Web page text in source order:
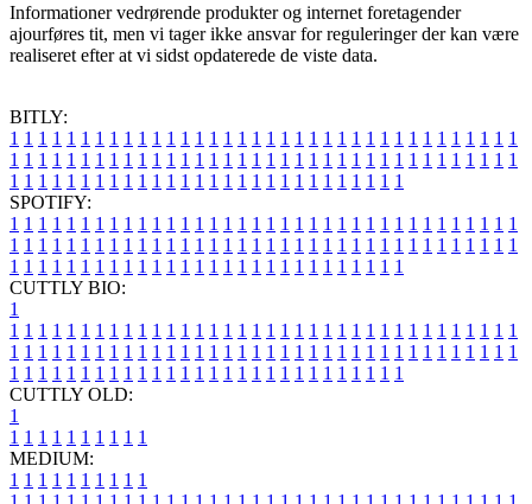
Informationer vedrørende produkter og internet foretagender
ajourføres tit, men vi tager ikke ansvar for reguleringer der kan være
realiseret efter at vi sidst opdaterede de viste data.
BITLY:
1 1 1 1 1 1 1 1 1 1 1 1 1 1 1 1 1 1 1 1 1 1 1 1 1 1 1 1 1 1 1 1 1 1 1 1
1 1 1 1 1 1 1 1 1 1 1 1 1 1 1 1 1 1 1 1 1 1 1 1 1 1 1 1 1 1 1 1 1 1 1 1
1 1 1 1 1 1 1 1 1 1 1 1 1 1 1 1 1 1 1 1 1 1 1 1 1 1 1 1
SPOTIFY:
1 1 1 1 1 1 1 1 1 1 1 1 1 1 1 1 1 1 1 1 1 1 1 1 1 1 1 1 1 1 1 1 1 1 1 1
1 1 1 1 1 1 1 1 1 1 1 1 1 1 1 1 1 1 1 1 1 1 1 1 1 1 1 1 1 1 1 1 1 1 1 1
1 1 1 1 1 1 1 1 1 1 1 1 1 1 1 1 1 1 1 1 1 1 1 1 1 1 1 1
CUTTLY BIO:
1
1 1 1 1 1 1 1 1 1 1 1 1 1 1 1 1 1 1 1 1 1 1 1 1 1 1 1 1 1 1 1 1 1 1 1 1
1 1 1 1 1 1 1 1 1 1 1 1 1 1 1 1 1 1 1 1 1 1 1 1 1 1 1 1 1 1 1 1 1 1 1 1
1 1 1 1 1 1 1 1 1 1 1 1 1 1 1 1 1 1 1 1 1 1 1 1 1 1 1 1
CUTTLY OLD:
1
1 1 1 1 1 1 1 1 1 1
MEDIUM:
1 1 1 1 1 1 1 1 1 1